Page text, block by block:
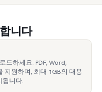
니다
드하세요. PDF, Word,
지원하며, 최대 1GB의 대용
됩니다.